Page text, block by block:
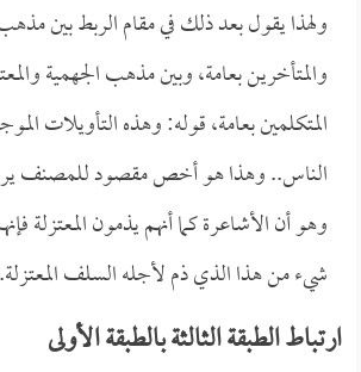
ولهذا يقول بعد ذلك في مقام الربط بين
والمتأخرين بعامة، وبين مذهب الجهمية
المتكلمين بعامة، قوله: وهذه التأويلات
الناس.. وهذا هو أخص مقصود للمصنف
وهو أن الأشاعرة كما أنهم يذمون المعتزلة
شيء من هذا الذي ذم لأجله السلف المعتزلة.
ارتباط الطبقة الثالثة بالطبقة الأولى